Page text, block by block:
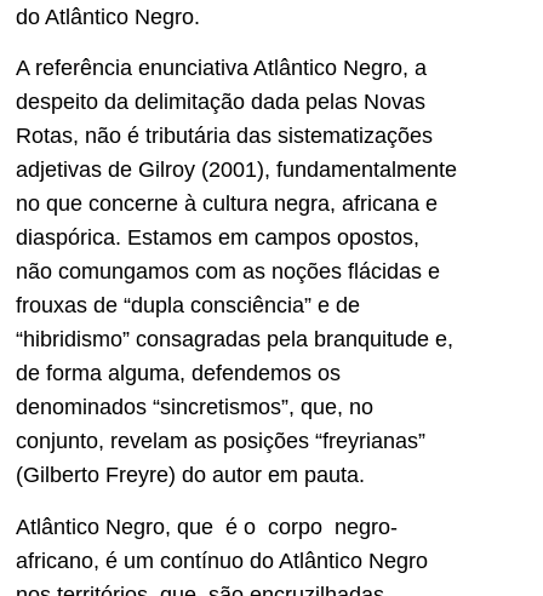
do Atlântico Negro.
A referência enunciativa Atlântico Negro, a
despeito da delimitação dada pelas Novas
Rotas, não é tributária das sistematizações
adjetivas de Gilroy (2001), fundamentalmente
no que concerne à cultura negra, africana e
diaspórica. Estamos em campos opostos,
não comungamos com as noções flácidas e
frouxas de “dupla consciência” e de
“hibridismo” consagradas pela branquitude e,
de forma alguma, defendemos os
denominados “sincretismos”, que, no
conjunto, revelam as posições “freyrianas”
(Gilberto Freyre) do autor em pauta.
Atlântico Negro, que é o corpo negro-
africano, é um contínuo do Atlântico Negro